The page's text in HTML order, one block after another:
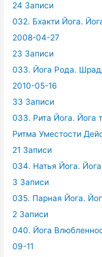
24 Записи
032. Бхакти Йога.
2008-04-27
23 Записи
033. Йога Рода.
2010-05-16
33 Записи
033. Рита Йога. Йога
Ритма Уместости
21 Записи
034. Натья Йога.
3 Записи
035. Парная Йога.
2 Записи
040. Йога
09-11